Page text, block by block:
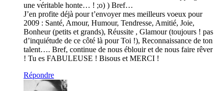
une véritable honte… ! ;o) ) Bref…
J’en profite déjà pour t’envoyer mes meilleurs voeux pour
2009 : Santé, Amour, Humour, Tendresse, Amitié, Joie,
Bonheur (petits et grands), Réussite , Glamour (toujours ! pas
d’inquiétude de ce côté là pour Toi !), Reconnaissance de ton
talent…. Bref, continue de nous éblouir et de nous faire rêver
! Tu es FABULEUSE ! Bisous et MERCI !
Répondre